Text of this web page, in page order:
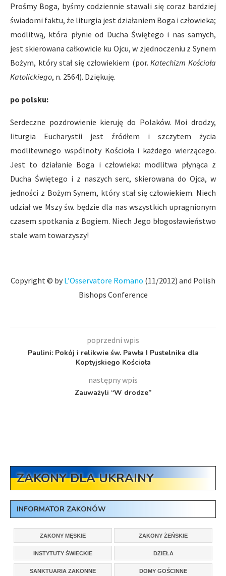
Prośmy Boga, byśmy codziennie stawali się coraz bardziej
świadomi faktu, że liturgia jest działaniem Boga i człowieka;
modlitwą, która płynie od Ducha Świętego i nas samych,
jest skierowana całkowicie ku Ojcu, w zjednoczeniu z Synem
Bożym, który stał się człowiekiem (por.Katechizm Kościoła
Katolickiego, n. 2564). Dziękuję.
po polsku:
Serdeczne pozdrowienie kieruję do Polaków. Moi drodzy,
liturgia Eucharystii jest źródłem i szczytem życia
modlitewnego wspólnoty Kościoła i każdego wierzącego.
Jest to działanie Boga i człowieka: modlitwa płynąca z
Ducha Świętego i z naszych serc, skierowana do Ojca, w
jedności z Bożym Synem, który stał się człowiekiem. Niech
udział we Mszy św. będzie dla nas wszystkich upragnionym
czasem spotkania z Bogiem. Niech Jego błogosławieństwo
stale wam towarzyszy!
Copyright © by L’Osservatore Romano (11/2012) and Polish
Bishops Conference
poprzedni wpis
Paulini: Pokój i relikwie św. Pawła I Pustelnika dla
Koptyjskiego Kościoła
następny wpis
Zauważyli “W drodze”
ZAKONY DLA UKRAINY
INFORMATOR ZAKONÓW
ZAKONY MĘSKIE ZAKONY ŻEŃSKIE
INSTYTUTY ŚWIECKIE DZIEŁA
SANKTUARIA ZAKONNE DOMY GOŚCINNE